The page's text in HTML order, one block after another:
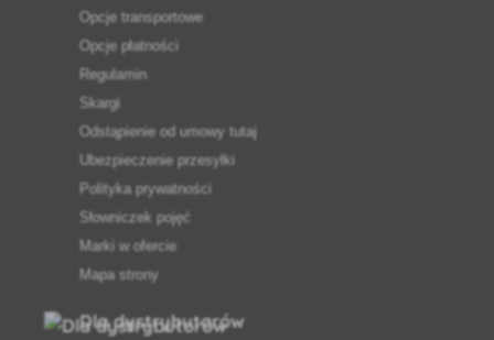
Opcje transportowe
Opcje płatności
Regulamin
Skargi
Odstąpienie od umowy tutaj
Ubezpieczenie przesyłki
Polityka prywatności
Słowniczek pojęć
Marki w ofercie
Mapa strony
Dla dystrybutorów